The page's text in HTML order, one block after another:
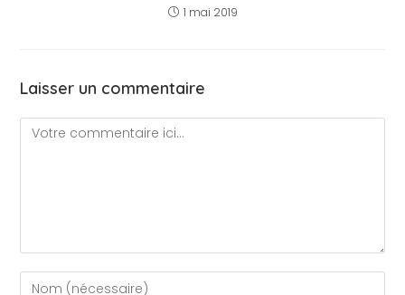
1 mai 2019
Laisser un commentaire